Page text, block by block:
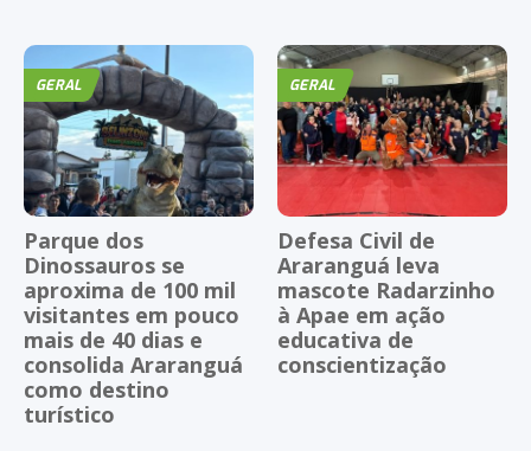
GERAL
Parque dos
Dinossauros se
aproxima de 100 mil
visitantes em pouco
mais de 40 dias e
consolida Araranguá
como destino
turístico
GERAL
Defesa Civil de
Araranguá leva
mascote Radarzinho
à Apae em ação
educativa de
conscientização